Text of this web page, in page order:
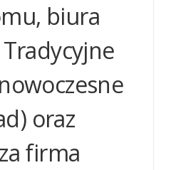
biura
oraz
firma